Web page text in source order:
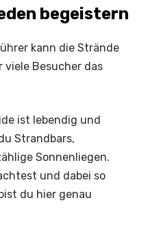
begeistern
kann die Strände
viele Besucher das
ist lebendig und
Strandbars,
Sonnenliegen.
und dabei so
du hier genau